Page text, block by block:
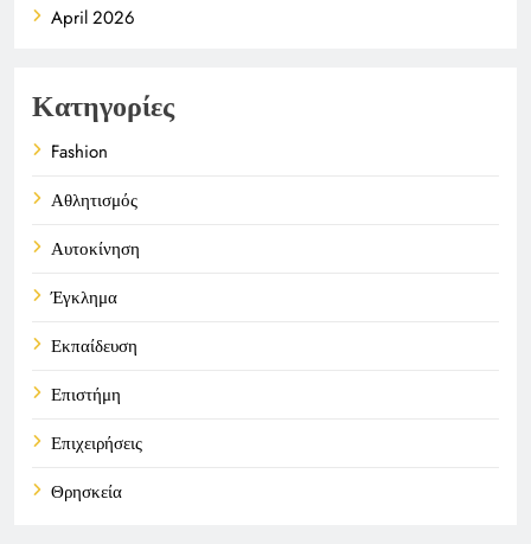
April 2026
Κατηγορίες
Fashion
Αθλητισμός
Αυτοκίνηση
Έγκλημα
Εκπαίδευση
Επιστήμη
Επιχειρήσεις
Θρησκεία